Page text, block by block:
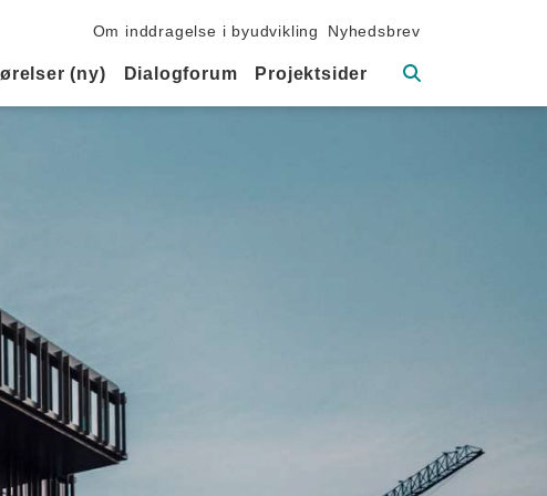
Sekundær navigation
Om inddragelse i byudvikling Nyhedsbrev
(ny) Dialogforum Projektsider